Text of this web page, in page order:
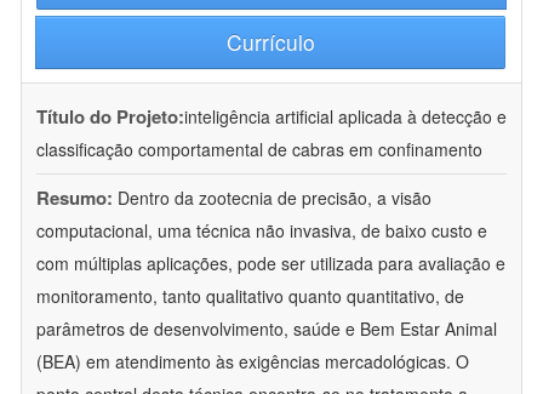
Currículo
Título do Projeto:inteligência artificial aplicada à detecção e
classificação comportamental de cabras em confinamento
Resumo: Dentro da zootecnia de precisão, a visão
computacional, uma técnica não invasiva, de baixo custo e
com múltiplas aplicações, pode ser utilizada para avaliação e
monitoramento, tanto qualitativo quanto quantitativo, de
parâmetros de desenvolvimento, saúde e Bem Estar Animal
(BEA) em atendimento às exigências mercadológicas. O